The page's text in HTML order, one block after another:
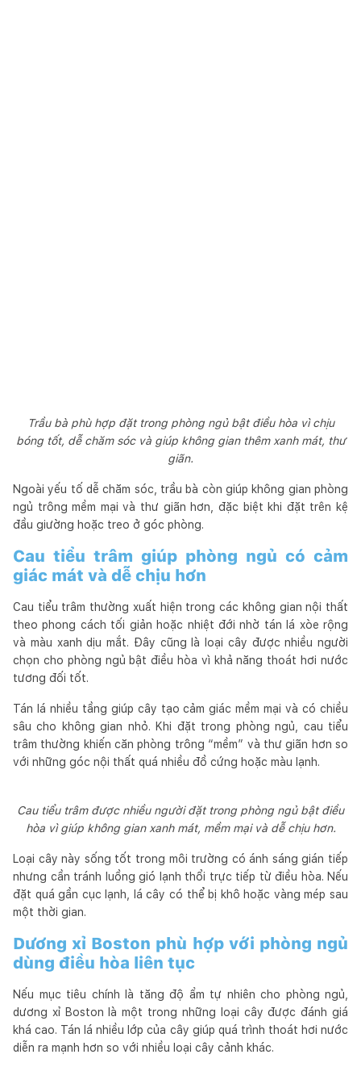
Trầu bà phù hợp đặt trong phòng ngủ bật điều hòa vì chịu
bóng tốt, dễ chăm sóc và giúp không gian thêm xanh mát, thư
giãn.
Ngoài yếu tố dễ chăm sóc, trầu bà còn giúp không gian phòng
ngủ trông mềm mại và thư giãn hơn, đặc biệt khi đặt trên kệ
đầu giường hoặc treo ở góc phòng.
Cau tiểu trâm giúp phòng ngủ có cảm
giác mát và dễ chịu hơn
Cau tiểu trâm thường xuất hiện trong các không gian nội thất
theo phong cách tối giản hoặc nhiệt đới nhờ tán lá xòe rộng
và màu xanh dịu mắt. Đây cũng là loại cây được nhiều người
chọn cho phòng ngủ bật điều hòa vì khả năng thoát hơi nước
tương đối tốt.
Tán lá nhiều tầng giúp cây tạo cảm giác mềm mại và có chiều
sâu cho không gian nhỏ. Khi đặt trong phòng ngủ, cau tiểu
trâm thường khiến căn phòng trông “mềm” và thư giãn hơn so
với những góc nội thất quá nhiều đồ cứng hoặc màu lạnh.
Cau tiểu trâm được nhiều người đặt trong phòng ngủ bật điều
hòa vì giúp không gian xanh mát, mềm mại và dễ chịu hơn.
Loại cây này sống tốt trong môi trường có ánh sáng gián tiếp
nhưng cần tránh luồng gió lạnh thổi trực tiếp từ điều hòa. Nếu
đặt quá gần cục lạnh, lá cây có thể bị khô hoặc vàng mép sau
một thời gian.
Dương xỉ Boston phù hợp với phòng ngủ
dùng điều hòa liên tục
Nếu mục tiêu chính là tăng độ ẩm tự nhiên cho phòng ngủ,
dương xỉ Boston là một trong những loại cây được đánh giá
khá cao. Tán lá nhiều lớp của cây giúp quá trình thoát hơi nước
diễn ra mạnh hơn so với nhiều loại cây cảnh khác.